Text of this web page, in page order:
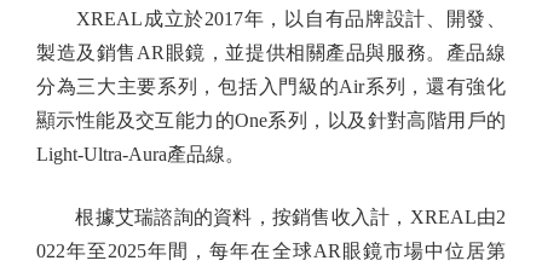
XREAL成立於2017年，以自有品牌設計、開發、
製造及銷售AR眼鏡，並提供相關產品與服務。產品線
分為三大主要系列，包括入門級的Air系列，還有強化
顯示性能及交互能力的One系列，以及針對高階用戶的
Light-Ultra-Aura產品線。
根據艾瑞諮詢的資料，按銷售收入計，XREAL由2
022年至2025年間，每年在全球AR眼鏡市場中位居第